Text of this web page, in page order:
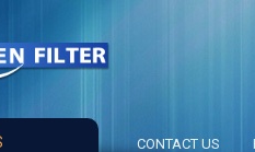
CONTACT US